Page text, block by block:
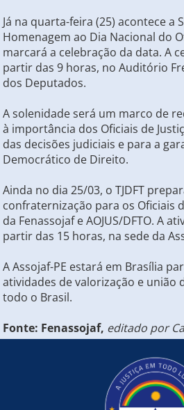
Já na quarta-feira (25) acontece a
Homenagem ao Dia Nacional do
marcará a celebração da data. A
partir das 9 horas, no Auditório
dos Deputados.
A solenidade será um marco de
à importância dos Oficiais de
das decisões judiciais e para a
Democrático de Direito.
Ainda no dia 25/03, o TJDFT
confraternização para os Oficiais
da Fenassojaf e AOJUS/DFTO. A
partir das 15 horas, na sede da
A Assojaf-PE estará em Brasília
atividades de valorização e união
todo o Brasil.
Fonte: Fenassojaf, editado por